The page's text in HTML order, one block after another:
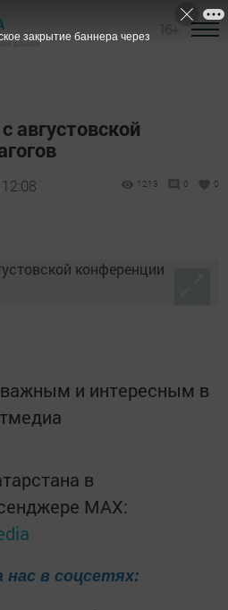
район
1213 0 0
и интересным в
в
MАХ:
в соцсетях:
закрытие баннера через